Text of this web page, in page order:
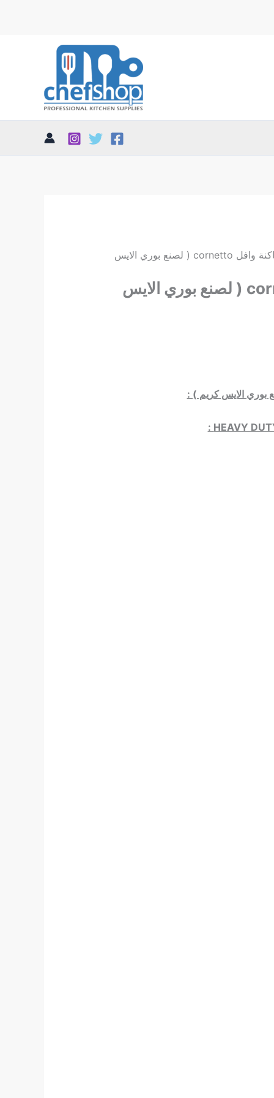
/ ماكنة وافل cornetto ( لصنع بوري الايس
ماكنة وافل cornetto ( لصنع بوري الايس
بوري الايس كريم ) :
HEAVY